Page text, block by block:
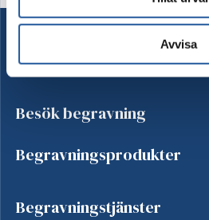
Avvisa
Ordna begravning
Besök begravning
Begravningsprodukter
Begravningstjänster